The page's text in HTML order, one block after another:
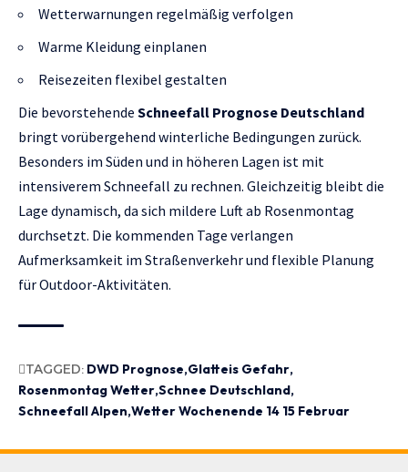
Wetterwarnungen regelmäßig verfolgen
Warme Kleidung einplanen
Reisezeiten flexibel gestalten
Die bevorstehende Schneefall Prognose Deutschland
bringt vorübergehend winterliche Bedingungen zurück.
Besonders im Süden und in höheren Lagen ist mit
intensiverem Schneefall zu rechnen. Gleichzeitig bleibt die
Lage dynamisch, da sich mildere Luft ab Rosenmontag
durchsetzt. Die kommenden Tage verlangen
Aufmerksamkeit im Straßenverkehr und flexible Planung
für Outdoor-Aktivitäten.
TAGGED: DWD Prognose Glatteis Gefahr
Rosenmontag Wetter Schnee Deutschland
Schneefall Alpen Wetter Wochenende 14 15 Februar